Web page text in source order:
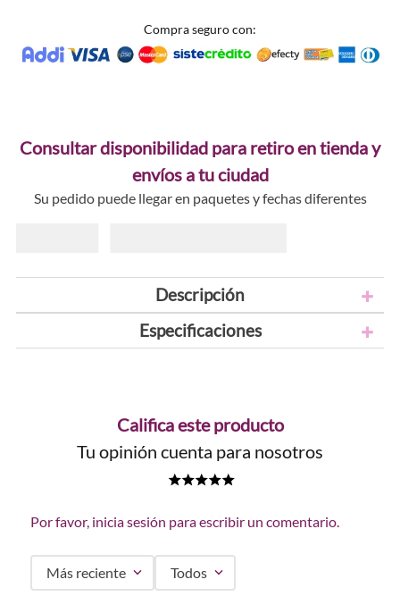
Compra seguro con:
Consultar disponibilidad para retiro en tienda y
envíos a tu ciudad
Su pedido puede llegar en paquetes y fechas diferentes
Descripción
Especificaciones
Califica este producto
Tu opinión cuenta para nosotros
Por favor, inicia sesión para escribir un comentario.
Más reciente Todos